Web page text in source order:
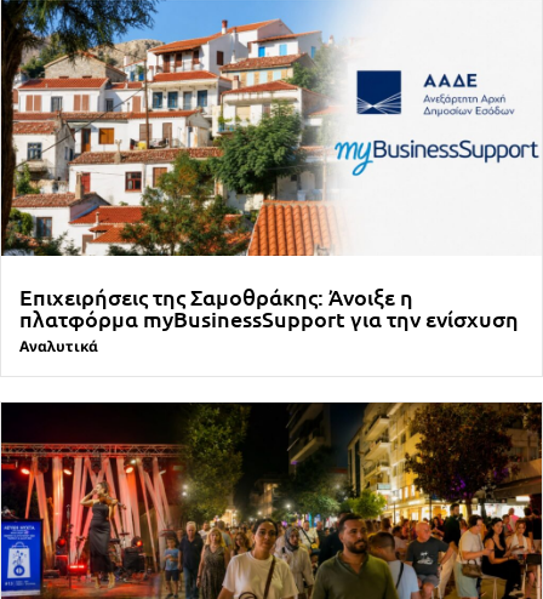
Επιχειρήσεις της Σαμοθράκης: Άνοιξε η
πλατφόρμα myBusinessSupport για την ενίσχυση
Αναλυτικά